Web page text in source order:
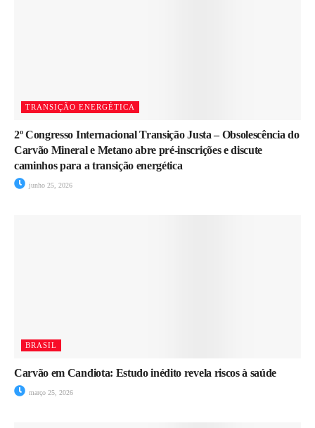
TRANSIÇÃO ENERGÉTICA
2º Congresso Internacional Transição Justa – Obsolescência do
Carvão Mineral e Metano abre pré-inscrições e discute
caminhos para a transição energética
junho 25, 2026
BRASIL
Carvão em Candiota: Estudo inédito revela riscos à saúde
março 25, 2026